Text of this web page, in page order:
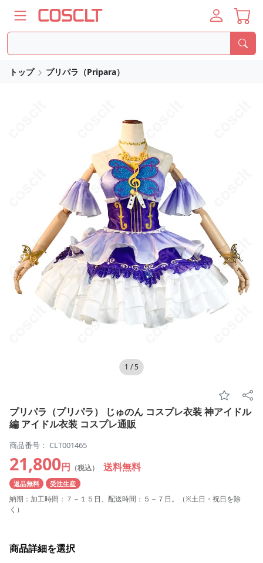
トップ プリパラ（Pripara）
1 /5
プリパラ（プリパラ） じゅのん コスプレ衣装 神アイドル
編 アイドル衣装 コスプレ通販
商品番号： CLT001465
21,800円 （税込） 送料無料
返品無料 受注生産
納期：加工時間：７－１５日、配送時間：５－７日。（※土日・祝日を除
く）
商品詳細を選択